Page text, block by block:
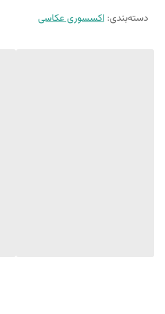
دسته‌بندی: اکسسوری عکاسی